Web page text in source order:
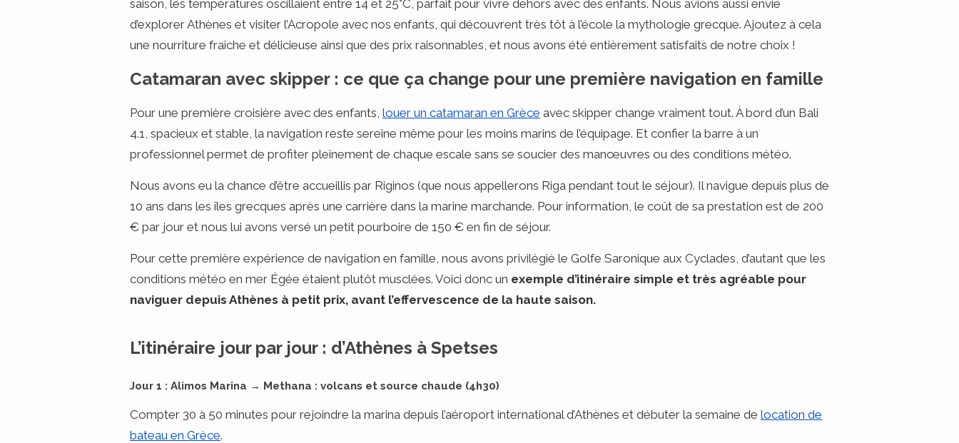
saison, les températures oscillaient entre 14 et 25°C, parfait pour vivre dehors avec des enfants. Nous avions aussi envie
d’explorer Athènes et visiter l’Acropole avec nos enfants, qui découvrent très tôt à l’école la mythologie grecque. Ajoutez à cela
une nourriture fraîche et délicieuse ainsi que des prix raisonnables, et nous avons été entièrement satisfaits de notre choix !
Catamaran avec skipper : ce que ça change pour une première navigation en famille
Pour une première croisière avec des enfants, louer un catamaran en Grèce avec skipper change vraiment tout. À bord d’un Bali
4.1, spacieux et stable, la navigation reste sereine même pour les moins marins de l’équipage. Et confier la barre à un
professionnel permet de profiter pleinement de chaque escale sans se soucier des manœuvres ou des conditions météo.
Nous avons eu la chance d’être accueillis par Riginos (que nous appellerons Riga pendant tout le séjour). Il navigue depuis plus de
10 ans dans les îles grecques après une carrière dans la marine marchande. Pour information, le coût de sa prestation est de 200
€ par jour et nous lui avons versé un petit pourboire de 150 € en fin de séjour.
Pour cette première expérience de navigation en famille, nous avons privilégié le Golfe Saronique aux Cyclades, d’autant que les
conditions météo en mer Égée étaient plutôt musclées. Voici donc un exemple d’itinéraire simple et très agréable pour
naviguer depuis Athènes à petit prix, avant l’effervescence de la haute saison.
L’itinéraire jour par jour : d’Athènes à Spetses
Jour 1 : Alimos Marina → Methana : volcans et source chaude (4h30)
Compter 30 à 50 minutes pour rejoindre la marina depuis l’aéroport international d’Athènes et débuter la semaine de location de
bateau en Grèce.